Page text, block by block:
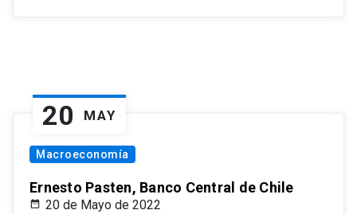
20 MAY
Macroeconomía
Ernesto Pasten, Banco Central de Chile
20 de Mayo de 2022